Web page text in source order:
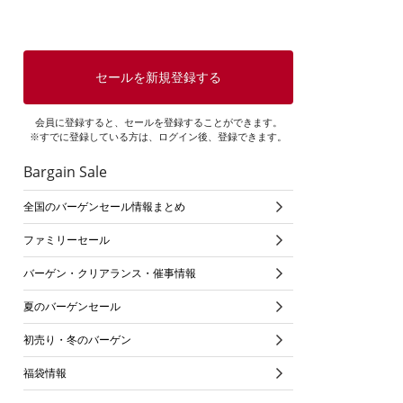
セールを新規登録する
会員に登録すると、セールを登録することができます。
※すでに登録している方は、ログイン後、登録できます。
Bargain Sale
全国のバーゲンセール情報まとめ
ファミリーセール
バーゲン・クリアランス・催事情報
夏のバーゲンセール
初売り・冬のバーゲン
福袋情報